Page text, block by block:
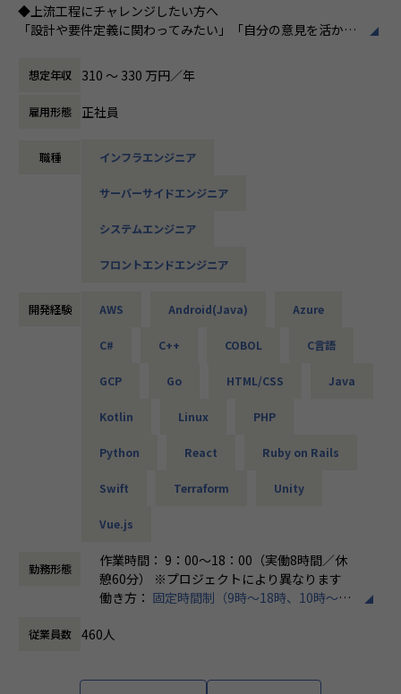
・ECクラウド基盤設計（AWS／VMware）
・アプリ向けサーバ設計構築（Docker／Azure）
ctive Directory）
＜安心のサポート体制＞
└配属先はチーム＋教育係体制で、すぐ相談できる環境を整
└入社直後は毎月、その後は隔月で面談。業務・人間関係・
└日常的に連絡しやすく、安心して話せる関係性を構築。
・トラブル時は当日中に対応
・勉強会・交流会を年2回実施
【業務の変更の範囲】
会社の定める範囲
◆上流工程にチャレンジしたい方へ
「設計や要件定義に関わってみたい」「自分の意見を活かせ
そんな方には700社以上の中からスキルや希望に合う案件を
ご紹介しています。
たとえば、ヨガ配信アプリやECサイトの新規開発、クラウド
設計など、上流フェーズから関われる案件も豊富です。ま
ひとりで悩まず、安心して挑戦できます。
◆落ち着いた環境で、長く働きたい方へ
OKの案件も多く、週2～3日出社が基本。残業は月9時間ほど
現場には教育担当がつき、月1回の面談やチャット相談も実
にも柔軟に対応しています。
◆マネジメントにも挑戦したい方へ
回の面談を通じて方向性を確認しながら、段階的にマネジメ
ら活躍している社員も多数。女性管理職も在籍しており、年
齢や性別を問わずフェアに評価される環境です。
＜チーム組織構成＞
入社後は原則2名以上のチームに配属されるため、一人現場
や丸投げはないです。
また、経験値に応じて先輩がフォローに入り、定例MTGやチ
想定年収 310 〜 330 万円／年
雇用形態 正社員
職種 インフラエンジニア
サーバーサイドエンジニア
システムエンジニア
フロントエンドエンジニア
開発経験 AWS Android(Java) Azure
C# C++ COBOL C言語
GCP Go HTML/CSS Java
Kotlin Linux PHP
Python React Ruby on Rails
Swift Terraform Unity
Vue.js
勤務形態
作業時間： 9：00～18：00（実働8時間／休
憩60分） ※プロジェクトにより異なります
働き方： 固定時間制（9時～18時、10時～19
時間外労働の有無： 有（月平均20時間）
従業員数 460人